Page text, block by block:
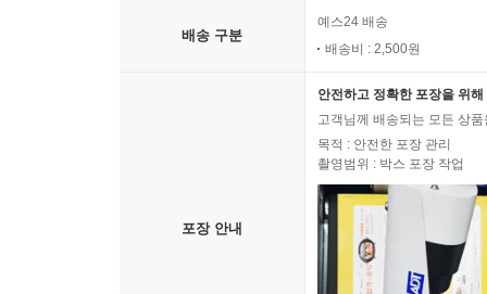
배송 구분
예스24 배송
배송비 : 2,500원
포장 안내
안전하고 정확한 포장을 위
고객님께 배송되는 모든 상
목적 : 안전한 포장 관리
촬영범위 : 박스 포장 작업